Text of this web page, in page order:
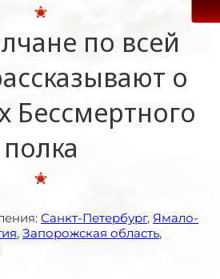
по всей
о
Бессмертного
полка
Санкт-Петербург, Ямало-
, Запорожская область,